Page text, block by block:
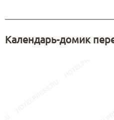
Календарь-домик